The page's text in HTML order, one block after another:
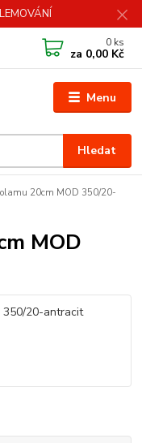
Menu
Hledat
0 ks
za 0,00 Kč
20cm MOD 350/20-
MOD